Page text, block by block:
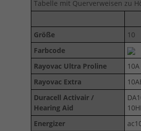
Tabelle mit Querverweisen zu
Größe 10
Farbcode
Rayovac Ultra Proline
10A
Rayovac Extra
Duracell Activair /
Hearing Aid
Energizer